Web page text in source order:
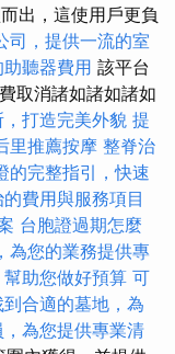
出，這使用戶更負
司，提供一流的室
聽器費用 該平台
取消諸如諸如諸如
打造完美外貌 提
里推薦按摩 整脊治
的完整指引，快速
費用與服務項目
台胞證過期怎麼
為您的業務提供專
助您做好預算 可
到合適的墓地，為
為您提供專業清